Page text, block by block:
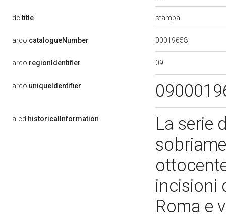
dc:title stampa
arco:catalogueNumber 00019658
arco:regionIdentifier 09
arco:uniqueIdentifier
a-cd:historicalInformation
La serie
incisioni
Roma e